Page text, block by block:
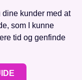
kunder med at
som I kunne
tid og genfinde